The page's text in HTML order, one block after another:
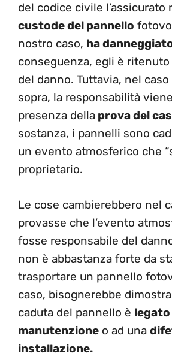
del codice civile l’assicurato
custode del pannello
nostro caso, ha
conseguenza, egli è
del danno. Tuttavia, nel
sopra, la responsabilità
presenza della prova del
sostanza, i pannelli sono
un evento atmosferico che
proprietario.
Le cose cambierebbero nel
provasse che l’evento
fosse responsabile del
non è abbastanza forte da
trasportare un pannello
caso, bisognerebbe
caduta del pannello è legato
manutenzione o ad una
installazione.